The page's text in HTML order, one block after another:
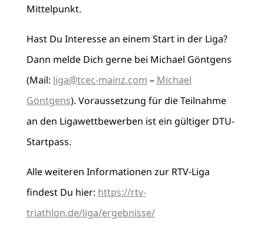
Mittelpunkt.
Hast Du Interesse an einem Start in der Liga?
Dann melde Dich gerne bei Michael Göntgens
(Mail: liga@tcec-mainz.com – Michael
Göntgens). Voraussetzung für die Teilnahme
an den Ligawettbewerben ist ein gültiger DTU-
Startpass.
Alle weiteren Informationen zur RTV-Liga
findest Du hier: https://rtv-
triathlon.de/liga/ergebnisse/